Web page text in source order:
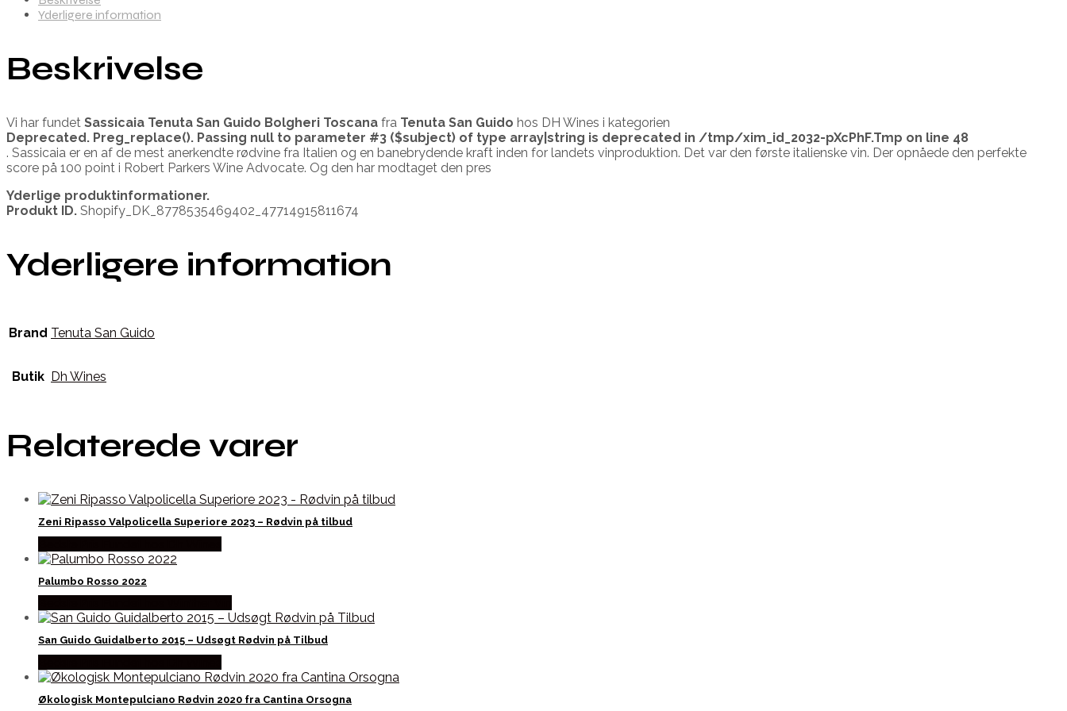
Yderligere information
Beskrivelse
Vi har fundet Sassicaia Tenuta San Guido Bolgheri Toscana fra Tenuta San Guido hos DH Wines i kategorien
Deprecated. Preg_replace(). Passing null to parameter #3 ($subject) of type array|string is deprecated in /tmp/xim_id_2032-pXcPhF.Tmp on line 48
. Sassicaia er en af de mest anerkendte rødvine fra Italien og en banebrydende kraft inden for landets vinproduktion. Det var den første italienske vin. Der opnåede den perfekte
score på 100 point i Robert Parkers Wine Advocate. Og den har modtaget den pres
Yderlige produktinformationer.
Produkt ID. Shopify_DK_8778535469402_47714915811674
Yderligere information
Brand Tenuta San Guido
Butik Dh Wines
Relaterede varer
Zeni Ripasso Valpolicella Superiore 2023 – Rødvin på tilbud
Palumbo Rosso 2022
San Guido Guidalberto 2015 – Udsøgt Rødvin på Tilbud
Økologisk Montepulciano Rødvin 2020 fra Cantina Orsogna